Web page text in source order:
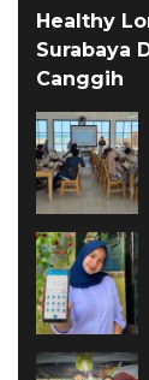
Healthy
Surabaya
Canggih